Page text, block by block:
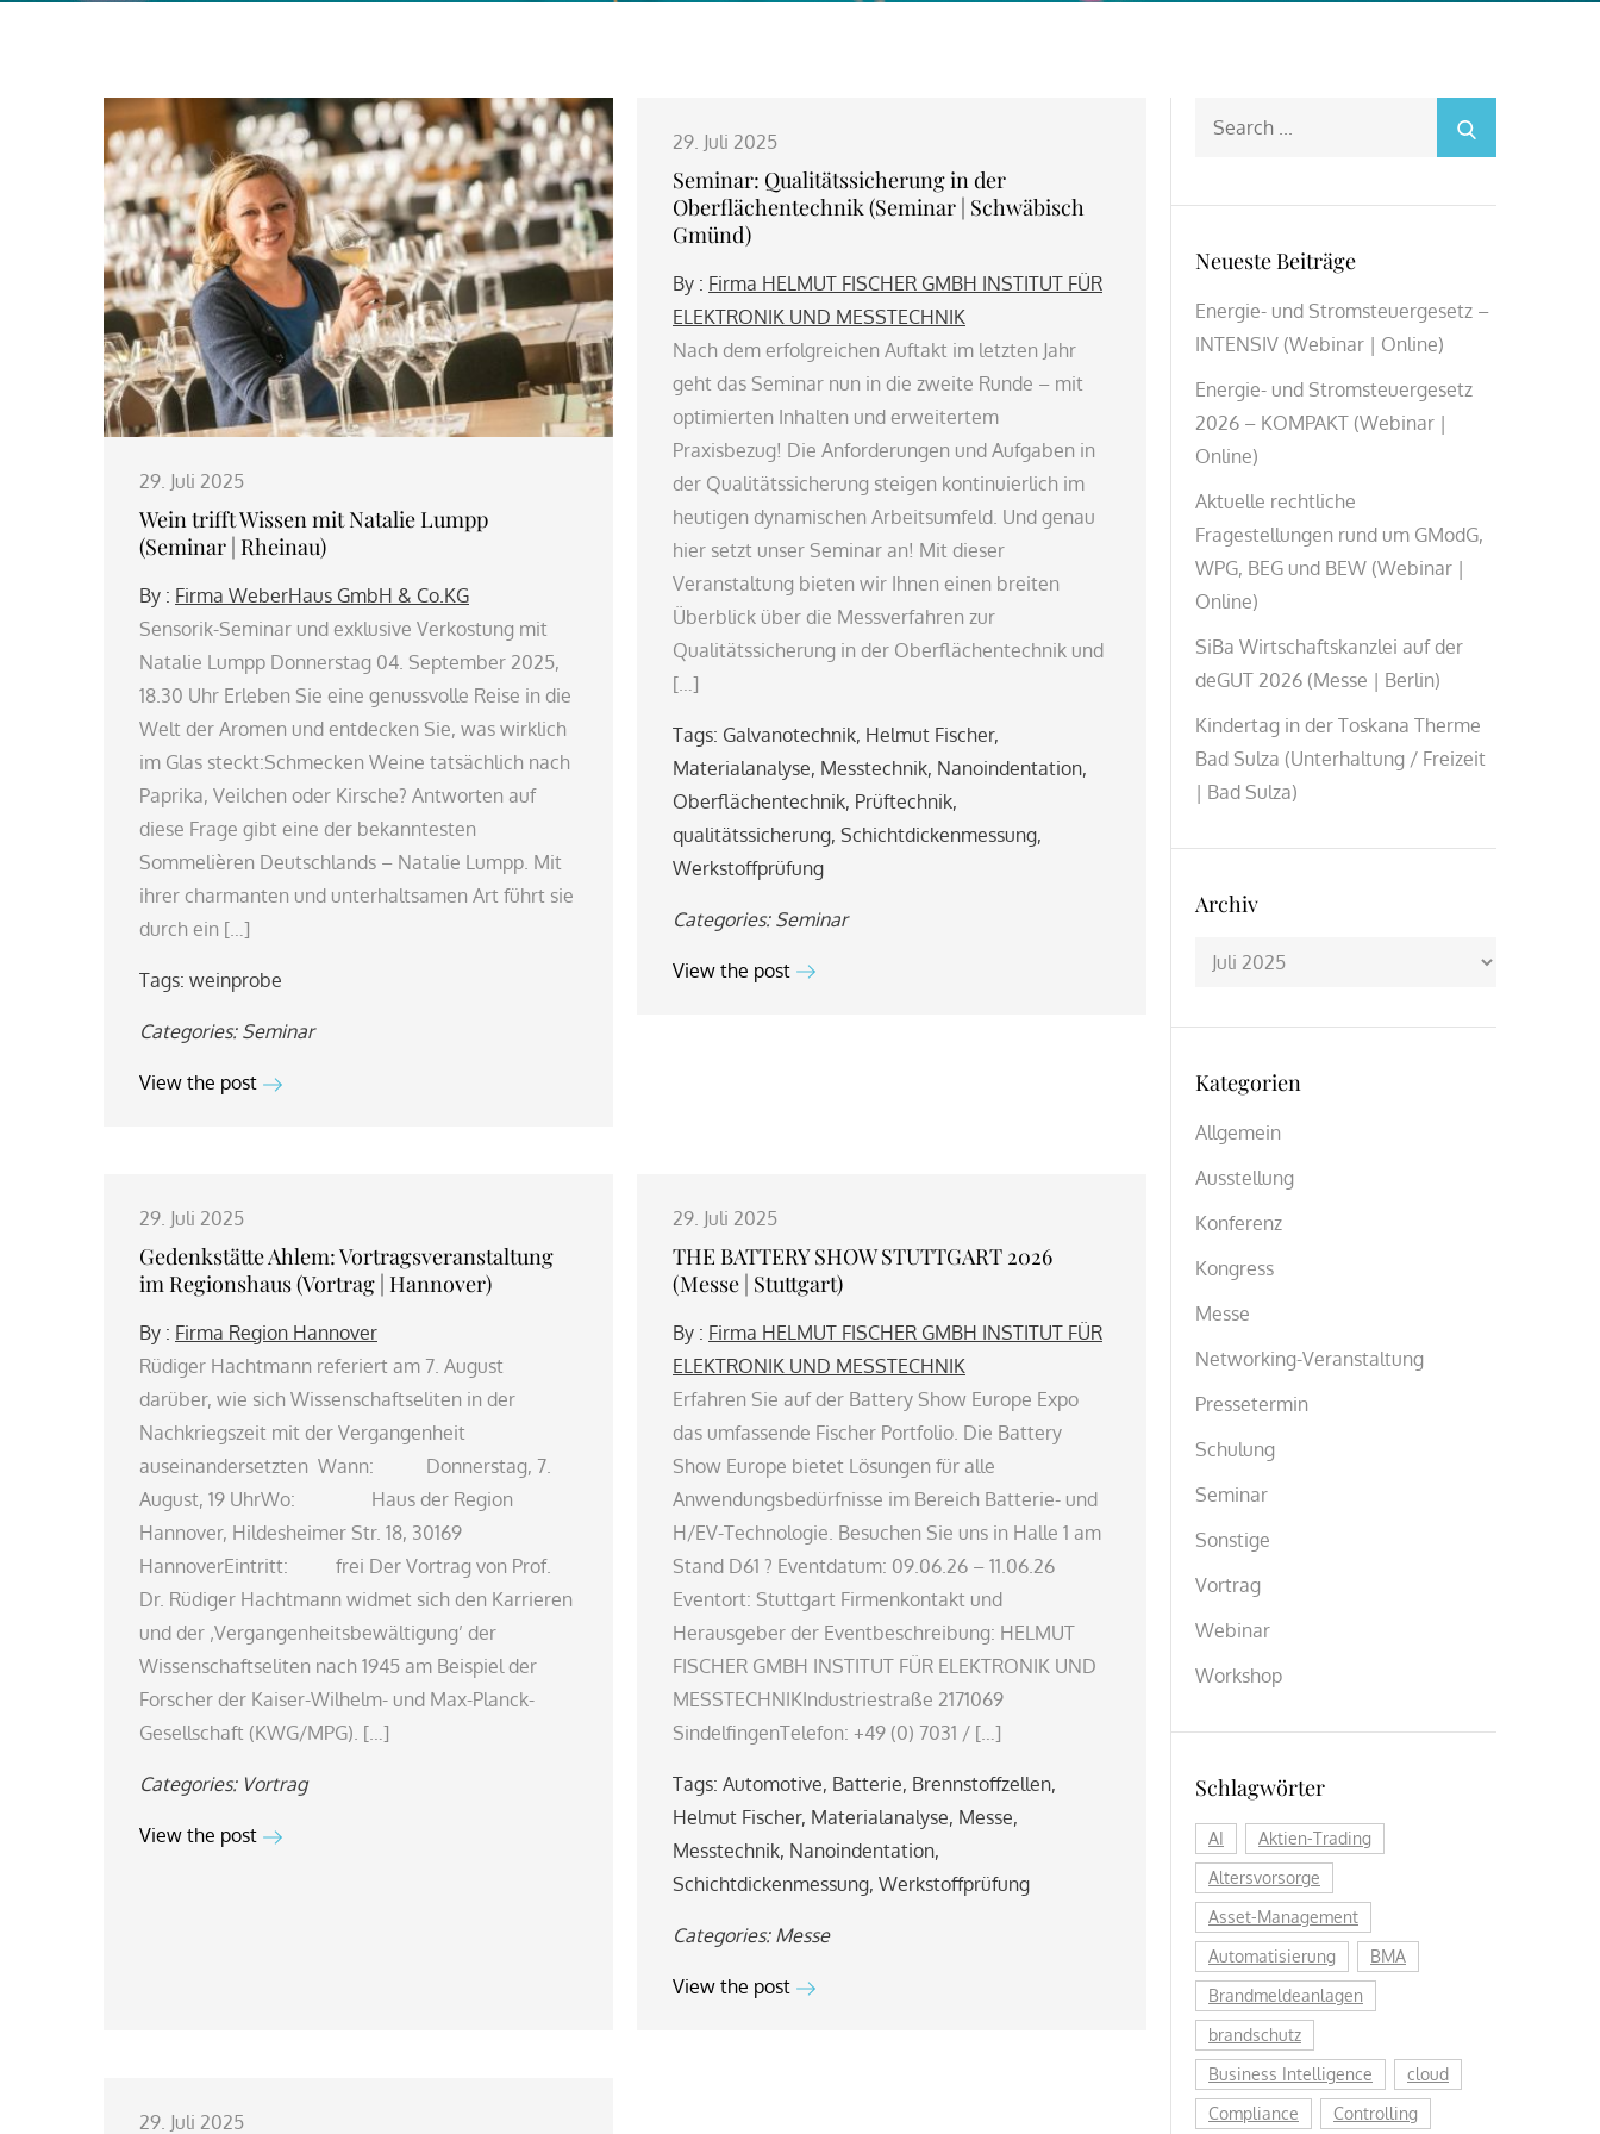
29. Juli 2025
Wein trifft Wissen mit Natalie Lumpp
(Seminar | Rheinau)
By : Firma WeberHaus GmbH & Co.KG
Sensorik-Seminar und exklusive Verkostung mit
Natalie Lumpp Donnerstag 04. September 2025,
18.30 Uhr Erleben Sie eine genussvolle Reise in die
Welt der Aromen und entdecken Sie, was wirklich
im Glas steckt:Schmecken Weine tatsächlich nach
Paprika, Veilchen oder Kirsche? Antworten auf
diese Frage gibt eine der bekanntesten
Sommelièren Deutschlands – Natalie Lumpp. Mit
ihrer charmanten und unterhaltsamen Art führt sie
durch ein […]
Tags: weinprobe
Categories: Seminar
View the post
29. Juli 2025
Seminar: Qualitätssicherung in der
Oberflächentechnik (Seminar | Schwäbisch
Gmünd)
By : Firma HELMUT FISCHER GMBH INSTITUT FÜR
ELEKTRONIK UND MESSTECHNIK
Nach dem erfolgreichen Auftakt im letzten Jahr
geht das Seminar nun in die zweite Runde – mit
optimierten Inhalten und erweitertem
Praxisbezug! Die Anforderungen und Aufgaben in
der Qualitätssicherung steigen kontinuierlich im
heutigen dynamischen Arbeitsumfeld. Und genau
hier setzt unser Seminar an! Mit dieser
Veranstaltung bieten wir Ihnen einen breiten
Überblick über die Messverfahren zur
Qualitätssicherung in der Oberflächentechnik und
[…]
Tags: Galvanotechnik, Helmut Fischer,
Materialanalyse, Messtechnik, Nanoindentation,
Oberflächentechnik, Prüftechnik,
qualitätssicherung, Schichtdickenmessung,
Werkstoffprüfung
Categories: Seminar
View the post
29. Juli 2025
Gedenkstätte Ahlem: Vortragsveranstaltung
im Regionshaus (Vortrag | Hannover)
By : Firma Region Hannover
Rüdiger Hachtmann referiert am 7. August
darüber, wie sich Wissenschaftseliten in der
Nachkriegszeit mit der Vergangenheit
auseinandersetzten Wann: Donnerstag, 7.
August, 19 UhrWo: Haus der Region
Hannover, Hildesheimer Str. 18, 30169
HannoverEintritt: frei Der Vortrag von Prof.
Dr. Rüdiger Hachtmann widmet sich den Karrieren
und der ‚Vergangenheitsbewältigung’ der
Wissenschaftseliten nach 1945 am Beispiel der
Forscher der Kaiser-Wilhelm- und Max-Planck-
Gesellschaft (KWG/MPG). […]
Categories: Vortrag
View the post
29. Juli 2025
THE BATTERY SHOW STUTTGART 2026
(Messe | Stuttgart)
By : Firma HELMUT FISCHER GMBH INSTITUT FÜR
ELEKTRONIK UND MESSTECHNIK
Erfahren Sie auf der Battery Show Europe Expo
das umfassende Fischer Portfolio. Die Battery
Show Europe bietet Lösungen für alle
Anwendungsbedürfnisse im Bereich Batterie- und
H/EV-Technologie. Besuchen Sie uns in Halle 1 am
Stand D61 ? Eventdatum: 09.06.26 – 11.06.26
Eventort: Stuttgart Firmenkontakt und
Herausgeber der Eventbeschreibung: HELMUT
FISCHER GMBH INSTITUT FÜR ELEKTRONIK UND
MESSTECHNIKIndustriestraße 2171069
SindelfingenTelefon: +49 (0) 7031 / […]
Tags: Automotive, Batterie, Brennstoffzellen,
Helmut Fischer, Materialanalyse, Messe,
Messtechnik, Nanoindentation,
Schichtdickenmessung, Werkstoffprüfung
Categories: Messe
View the post
29. Juli 2025
Neueste Beiträge
Energie- und Stromsteuergesetz –
INTENSIV (Webinar | Online)
Energie- und Stromsteuergesetz
2026 – KOMPAKT (Webinar |
Online)
Aktuelle rechtliche
Fragestellungen rund um GModG,
WPG, BEG und BEW (Webinar |
Online)
SiBa Wirtschaftskanzlei auf der
deGUT 2026 (Messe | Berlin)
Kindertag in der Toskana Therme
Bad Sulza (Unterhaltung / Freizeit
| Bad Sulza)
Archiv
Archiv
Kategorien
Allgemein
Ausstellung
Konferenz
Kongress
Messe
Networking-Veranstaltung
Pressetermin
Schulung
Seminar
Sonstige
Vortrag
Webinar
Workshop
Schlagwörter
AI
Aktien-Trading
Altersvorsorge
Asset-Management
Automatisierung
BMA
Brandmeldeanlagen
brandschutz
Business Intelligence
cloud
Compliance
Controlling